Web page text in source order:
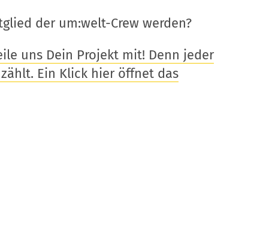
der um:welt-Crew werden?
uns Dein Projekt mit! Denn jeder
Ein Klick hier öffnet das